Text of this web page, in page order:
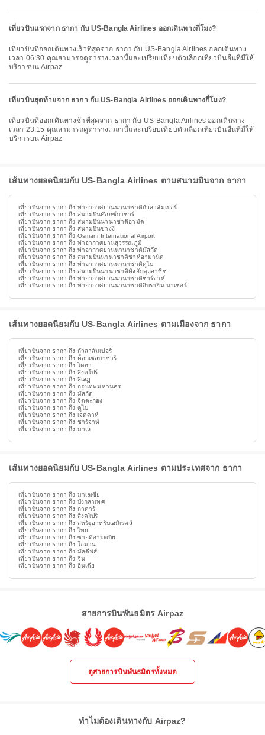
เที่ยวบินแรกจาก ธากา กับ US-Bangla Airlines ออกเดินทางกี่โมง?
เที่ยวบินที่ออกเดินทางเร็วที่สุดจาก ธากา กับ US-Bangla Airlines ออกเดินทาง
เวลา 06:30 คุณสามารถดูตารางเวลานี้และเปรียบเทียบตัวเลือกเที่ยวบินอื่นที่มีให้
บริการบน Airpaz
เที่ยวบินสุดท้ายจาก ธากา กับ US-Bangla Airlines ออกเดินทางกี่โมง?
เที่ยวบินที่ออกเดินทางช้าที่สุดจาก ธากา กับ US-Bangla Airlines ออกเดินทาง
เวลา 23:15 คุณสามารถดูตารางเวลานี้และเปรียบเทียบตัวเลือกเที่ยวบินอื่นที่มีให้
บริการบน Airpaz
เส้นทางยอดนิยมกับ US-Bangla Airlines ตามสนามบินจาก ธากา
เที่ยวบินจาก ธากา ถึง ท่าอากาศยานนานาชาติกัวลาลัมเปอร์
เที่ยวบินจาก ธากา ถึง สนามบินค๊อกซ์บาซาร์
เที่ยวบินจาก ธากา ถึง สนามบินนานาชาติฮามัด
เที่ยวบินจาก ธากา ถึง สนามบินชางงี
เที่ยวบินจาก ธากา ถึง Osmani International Airport
เที่ยวบินจาก ธากา ถึง ท่าอากาศยานสุวรรณภูมิ
เที่ยวบินจาก ธากา ถึง ท่าอากาศยานนานาชาติมัสกัต
เที่ยวบินจาก ธากา ถึง สนามบินนานาชาติชาห์อามานัต
เที่ยวบินจาก ธากา ถึง ท่าอากาศยานนานาชาติดูไบ
เที่ยวบินจาก ธากา ถึง สนามบินนานาชาติคิงอับดุลอาซิซ
เที่ยวบินจาก ธากา ถึง ท่าอากาศยานนานาชาติชาร์จาห์
เที่ยวบินจาก ธากา ถึง ท่าอากาศยานนานาชาติอิบราฮิม นาเซอร์
เส้นทางยอดนิยมกับ US-Bangla Airlines ตามเมืองจาก ธากา
เที่ยวบินจาก ธากา ถึง กัวลาลัมเปอร์
เที่ยวบินจาก ธากา ถึง ค็อกเซสบาซาร์
เที่ยวบินจาก ธากา ถึง โดฮา
เที่ยวบินจาก ธากา ถึง สิงคโปร์
เที่ยวบินจาก ธากา ถึง สิเลฏ
เที่ยวบินจาก ธากา ถึง กรุงเทพมหานคร
เที่ยวบินจาก ธากา ถึง มัสกัต
เที่ยวบินจาก ธากา ถึง จิตตะกอง
เที่ยวบินจาก ธากา ถึง ดูไบ
เที่ยวบินจาก ธากา ถึง เจดดาห์
เที่ยวบินจาก ธากา ถึง ชาร์จาห์
เที่ยวบินจาก ธากา ถึง มาเล
เส้นทางยอดนิยมกับ US-Bangla Airlines ตามประเทศจาก ธากา
เที่ยวบินจาก ธากา ถึง มาเลเซีย
เที่ยวบินจาก ธากา ถึง บังกลาเทศ
เที่ยวบินจาก ธากา ถึง กาตาร์
เที่ยวบินจาก ธากา ถึง สิงคโปร์
เที่ยวบินจาก ธากา ถึง สหรัฐอาหรับเอมิเรตส์
เที่ยวบินจาก ธากา ถึง ไทย
เที่ยวบินจาก ธากา ถึง ซาอุดีอาระเบีย
เที่ยวบินจาก ธากา ถึง โอมาน
เที่ยวบินจาก ธากา ถึง มัลดีฟส์
เที่ยวบินจาก ธากา ถึง จีน
เที่ยวบินจาก ธากา ถึง อินเดีย
สายการบินพันธมิตร Airpaz
ดูสายการบินพันธมิตรทั้งหมด
ทำไมต้องเดินทางกับ Airpaz?